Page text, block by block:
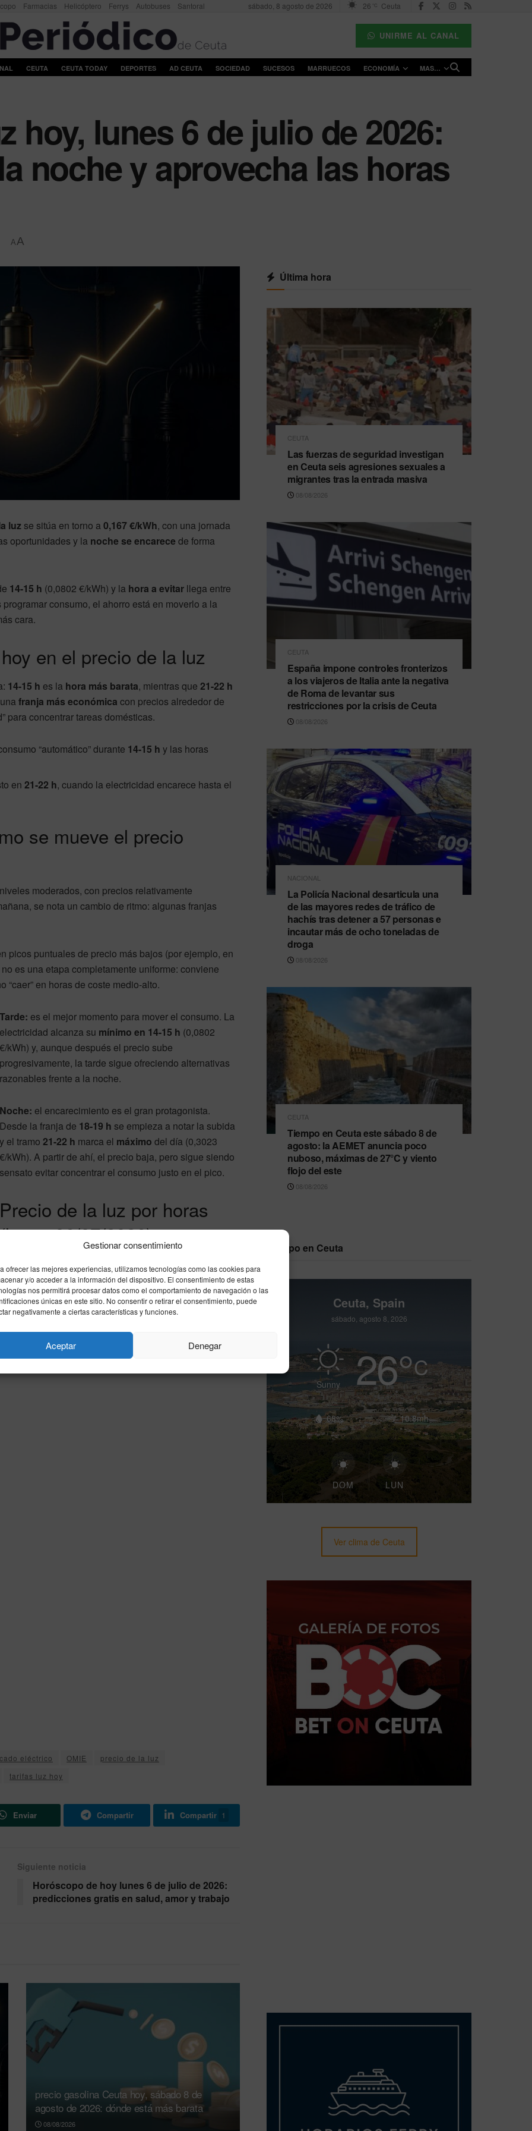
Gestionar consentimiento
ofrecer las mejores experiencias, utilizamos tecnologías como las cookies para
y/o acceder a la información del dispositivo. El consentimiento de estas
nos permitirá procesar datos como el comportamiento de navegación o las
únicas en este sitio. No consentir o retirar el consentimiento, puede
negativamente a ciertas características y funciones.
Aceptar Denegar
Farmacias Helicóptero Ferrys Autobuses Santoral sábado, 8 agosto de 2026 26 °C Ceuta
UNIRME AL CANAL
CEUTA CEUTA TODAY DEPORTES AD CEUTA SOCIEDAD SUCESOS MARRUECOS ECONOMÍA MAS…
hoy, lunes 6 de julio de 2026:
noche y aprovecha las horas
AA
luz se sitúa en torno a0,167 €/kWh, con una jornada
oportunidades y la noche se encarece de forma
14-15 h (0,0802 €/kWh) y la hora a evitar llega entre
programar consumo, el ahorro está en moverlo a la
cara.
en el precio de la luz
14-15 h es la hora más barata, mientras que 21-22 h
franja más económica con precios alrededor de
para concentrar tareas domésticas.
“automático” durante 14-15 h y las horas
en21-22 h, cuando la electricidad encarece hasta el
se mueve el precio
moderados, con precios relativamente
se nota un cambio de ritmo: algunas franjas
picos puntuales de precio más bajos (por ejemplo, en
es una etapa completamente uniforme: conviene
“caer” en horas de coste medio-alto.
Tarde: es el mejor momento para mover el consumo. La
electricidad alcanza su mínimo en 14-15 h (0,0802
€/kWh) y, aunque después el precio sube
progresivamente, la tarde sigue ofreciendo alternativas
razonables frente a la noche.
Noche: el encarecimiento es el gran protagonista.
Desde la franja de 18-19 h se empieza a notar la subida
y el tramo 21-22 h marca el máximo del día (0,3023
€/kWh). A partir de ahí, el precio baja, pero sigue siendo
sensato evitar concentrar el consumo justo en el pico.
Precio de la luz por horas
(lunes 06/07/2026)
00:00 – 01:00: 0.1567 €/kWh
01:00 – 02:00: 0.1516 €/kWh
02:00 – 03:00: 0.1511 €/kWh
eléctrico OMIE
precio de la luz
tarifas luz hoy
Enviar Compartir Compartir 1
Siguiente noticia
Horóscopo de hoy lunes 6 de julio de 2026:
predicciones gratis en salud, amor y trabajo
precio gasolina Ceuta hoy, sábado 8 de
agosto de 2026: dónde está más barata
08/08/2026
Última hora
CEUTA
Las fuerzas de seguridad investigan
en Ceuta seis agresiones sexuales a
migrantes tras la entrada masiva
08/08/2026
CEUTA
España impone controles fronterizos
a los viajeros de Italia ante la negativa
de Roma de levantar sus
restricciones por la crisis de Ceuta
08/08/2026
NACIONAL
La Policía Nacional desarticula una
de las mayores redes de tráfico de
hachís tras detener a 57 personas e
incautar más de ocho toneladas de
droga
08/08/2026
CEUTA
Tiempo en Ceuta este sábado 8 de
agosto: la AEMET anuncia poco
nuboso, máximas de 27°C y viento
flojo del este
08/08/2026
Tiempo en Ceuta
Ceuta, Spain
sábado, agosto 8, 2026
Sunny 26°C
68% 10.8mh
DOM LUN
Ver clima de Ceuta